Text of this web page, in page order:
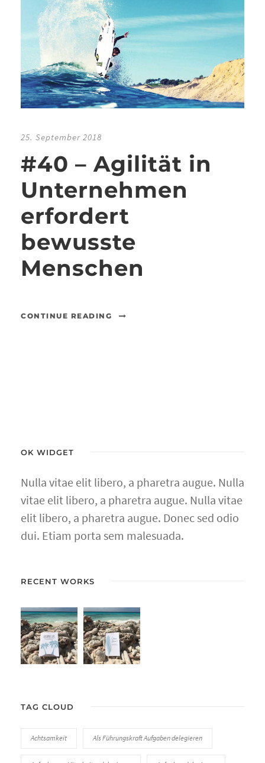
25. September 2018
#40 – Agilität in
Unternehmen
erfordert
bewusste
Menschen
CONTINUE READING
OK WIDGET
Nulla vitae elit libero, a pharetra augue. Nulla
vitae elit libero, a pharetra augue. Nulla vitae
elit libero, a pharetra augue. Donec sed odio
dui. Etiam porta sem malesuada.
RECENT WORKS
TAG CLOUD
Achtsamkeit Als Führungskraft Aufgaben delegieren